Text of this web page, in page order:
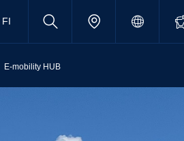
FI
E-mobility HUB